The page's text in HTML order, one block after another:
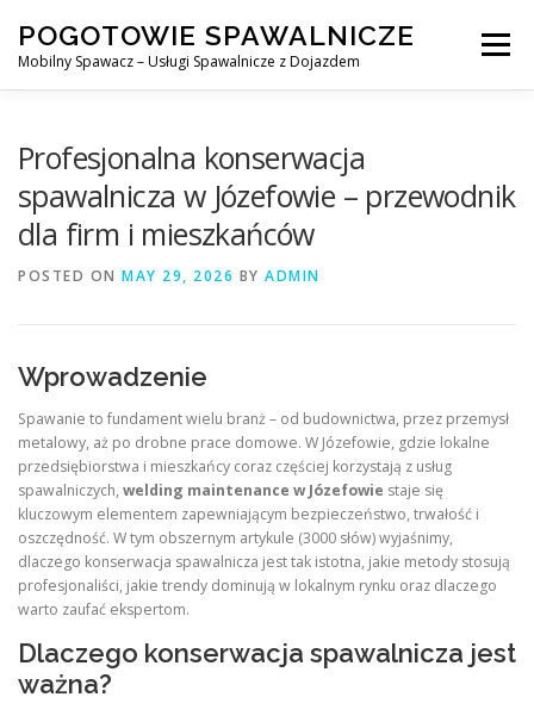
content
POGOTOWIE SPAWALNICZE
Mobilny Spawacz – Usługi Spawalnicze z Dojazdem
Menu
SPAWANIE MIG/MAG (GMAW)
Profesjonalna konserwacja
spawalnicza w Józefowie – przewodnik
dla firm i mieszkańców
POSTED ON MAY 29, 2026 BY ADMIN
Wprowadzenie
Spawanie to fundament wielu branż – od budownictwa, przez przemysł
metalowy, aż po drobne prace domowe. W Józefowie, gdzie lokalne
przedsiębiorstwa i mieszkańcy coraz częściej korzystają z usług
spawalniczych, welding maintenance w Józefowie staje się
kluczowym elementem zapewniającym bezpieczeństwo, trwałość i
oszczędność. W tym obszernym artykule (3000 słów) wyjaśnimy,
dlaczego konserwacja spawalnicza jest tak istotna, jakie metody stosują
profesjonaliści, jakie trendy dominują w lokalnym rynku oraz dlaczego
warto zaufać ekspertom.
Dlaczego konserwacja spawalnicza jest
ważna?